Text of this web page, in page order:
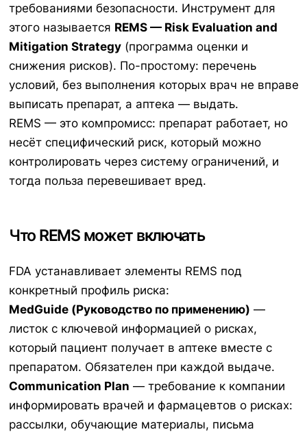
требованиями безопасности. Инструмент для
этого называется REMS — Risk Evaluation and
Mitigation Strategy (программа оценки и
снижения рисков). По-простому: перечень
условий, без выполнения которых врач не вправе
выписать препарат, а аптека — выдать.
REMS — это компромисс: препарат работает, но
несёт специфический риск, который можно
контролировать через систему ограничений, и
тогда польза перевешивает вред.
Что REMS может включать
FDA устанавливает элементы REMS под
конкретный профиль риска:
MedGuide (Руководство по применению) —
листок с ключевой информацией о рисках,
который пациент получает в аптеке вместе с
препаратом. Обязателен при каждой выдаче.
Communication Plan — требование к компании
информировать врачей и фармацевтов о рисках:
рассылки, обучающие материалы, письма